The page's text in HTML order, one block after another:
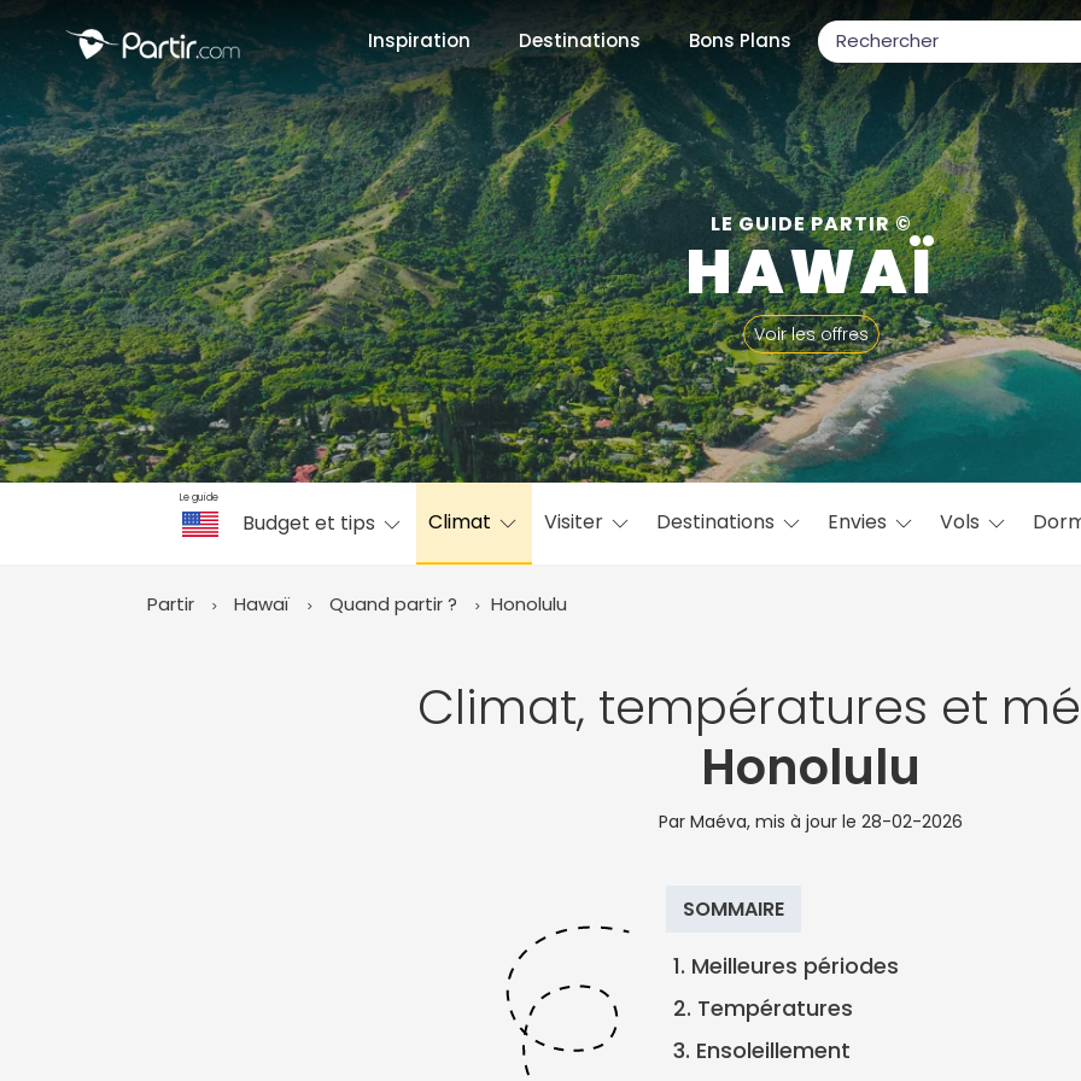
Inspiration Destinations Bons Plans
LE GUIDE PARTIR ©
HAWAÏ
Voir les offres
Le guide
Budget et tips Climat Visiter Destinations Envies Vols
Partir Hawaï Quand partir ? Honolulu
Climat, températures et
Honolulu
Par Maéva, mis à jour le 28-02-2026
SOMMAIRE
1. Meilleures périodes
2. Températures
3. Ensoleillement
📍 Destinations populaires
☀️ Où partir par mois
Janvier
Février Mars Avril Mai Juin Juillet Août
Octobre
Novembre Décembre
✨ Envies populaires